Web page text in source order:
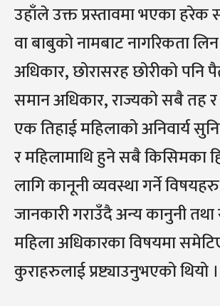
उहाँले उक्त प्रस्तावमा भएका
वा बाबुको नामबाट नागरिकता
अधिकार, छोरासरह छोरीको पनि
समान अधिकार, राज्यको सबै तह
एक तिहाई महिलाको अनिवार्य
र महिलामाथि हुने सबै किसिमका
लागि कानूनी व्यवस्था गर्ने
जानकारी गराउँदै अन्य कानुनी
महिला अधिकारका विषयमा
कुराहरुलाई प्रष्ट्याउनुभएको थियो ।